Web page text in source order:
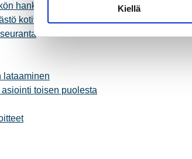
m
u
k
n
v
Kiellä
hankinta
kotitaloudessa
lataaminen
toisen puolesta